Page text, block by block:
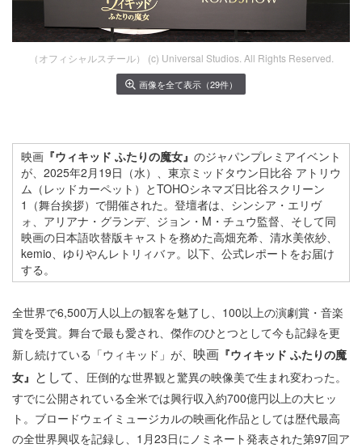
（オフィシャルスチール） (c) Universal Studios. All Rights Reserved.
画像を全て表示（29件）
映画 『ウィキッド ふたりの魔女』 のジャパンプレミアイベント
が、2025年2月19日（水）、東京ミッドタウン日比谷 アトリウ
ム（レッドカーペット）とTOHOシネマズ日比谷スクリーン
1（舞台挨拶）で開催された。登壇者は、シンシア・エリヴ
ォ、アリアナ・グランデ、ジョン・M・チュウ監督、そして同
映画の日本語吹替版キャストを務めた高畑充希、清水美依紗、
kemio、ゆりやんレトリィバァ。以下、公式レポートをお届け
する。
全世界で6,500万人以上の観客を魅了し、100以上の演劇賞・音楽
賞を受賞。舞台で最も愛され、傑作のひとつとして今も記録を更
新し続けている「ウィキッド」が、 映画 『ウィキッド ふたりの魔
女』 として、
圧倒的な世界観と驚異の映像美で生まれ変わった。
すでに公開されている全米では興行収入約700億円以上の大ヒッ
ト。ブロードウェイミュージカルの映画化作品としては歴代最高
の全世界興収を記録し、1月23日にノミネート発表された第97回ア